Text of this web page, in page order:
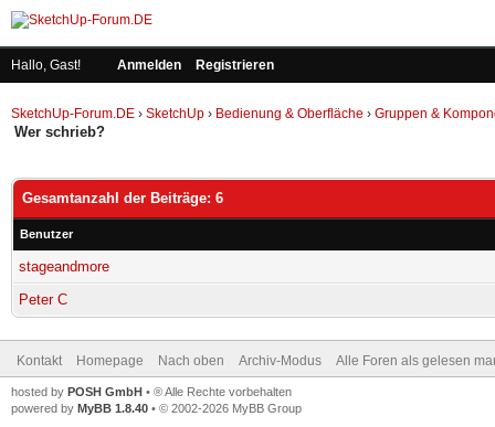
Hallo, Gast! Anmelden Registrieren
SketchUp-Forum.DE › SketchUp › Bedienung & Oberfläche › Gruppen &
Wer schrieb?
Gesamtanzahl der Beiträge: 6
Benutzer
stageandmore
Peter C
Kontakt Homepage Nach oben Archiv-Modus Alle Foren als gelesen
hosted by POSH GmbH • ® Alle Rechte vorbehalten
powered by MyBB 1.8.40 • © 2002-2026 MyBB Group